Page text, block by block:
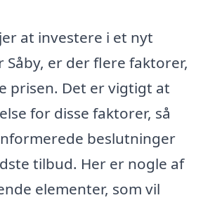
at investere i et nyt
Såby, er der flere faktorer,
prisen. Det er vigtigt at
for disse faktorer, så
beslutninger
tilbud. Her er nogle af
elementer, som vil